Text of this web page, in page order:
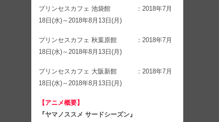
プリンセスカフェ 池袋館 ：2018年7月
18日(水)～2018年8月13日(月)
プリンセスカフェ 秋葉原館 ：2018年7月
18日(水)～2018年8月13日(月)
プリンセスカフェ 大阪新館 ：2018年7月
18日(水)～2018年8月13日(月)
【アニメ概要】
『ヤマノススメ サードシーズン』